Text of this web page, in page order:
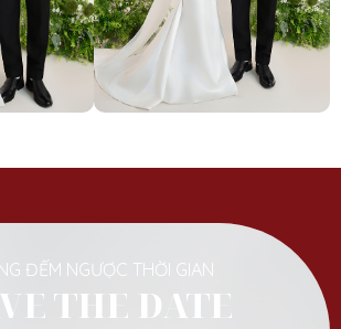
ĐẾM NGƯỢC THỜI GIAN
THE DATE